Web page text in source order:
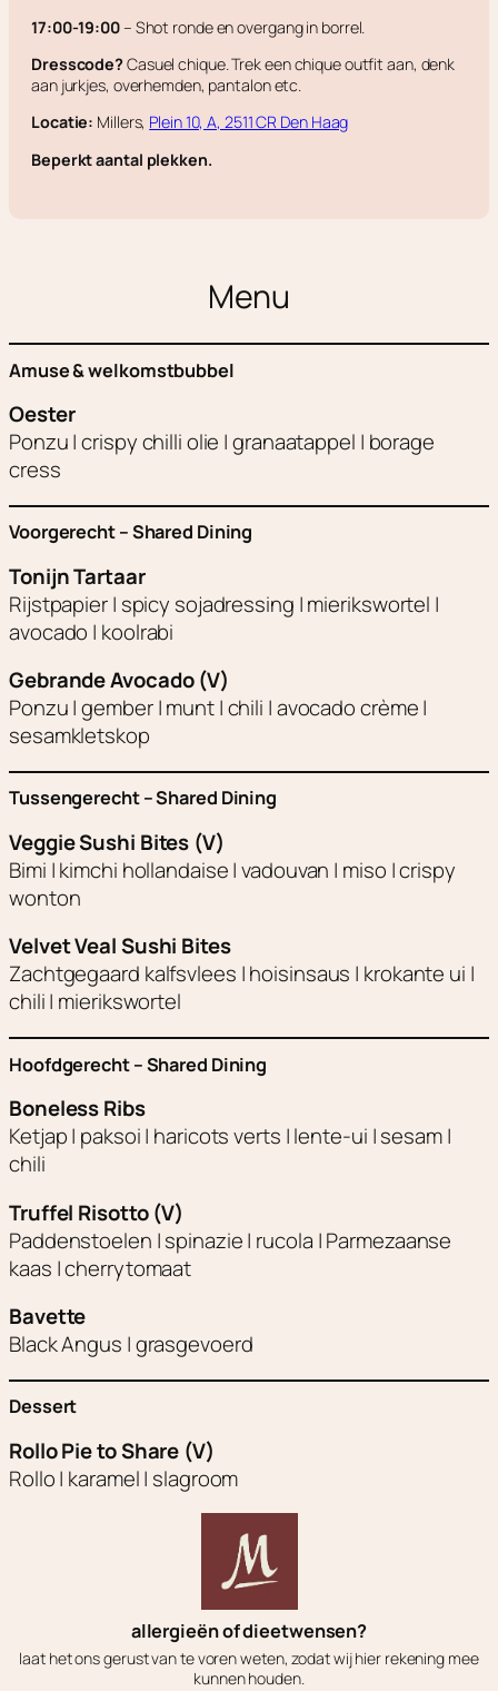
17:00-19:00– Shot ronde en overgang in borrel.
Dresscode?Casuel chique. Trek een chique outfit aan, denk
aan jurkjes, overhemden, pantalon etc.
Locatie: Millers, Plein 10, A, 2511 CR Den Haag
Beperkt aantal plekken.
Menu
Amuse & welkomstbubbel
Oester
Ponzu | crispy chilli olie | granaatappel | borage
cress
Voorgerecht – Shared Dining
Tonijn Tartaar
Rijstpapier | spicy sojadressing | mierikswortel |
avocado | koolrabi
Gebrande Avocado (V)
Ponzu | gember | munt | chili | avocado crème |
sesamkletskop
Tussengerecht – Shared Dining
Veggie Sushi Bites (V)
Bimi | kimchi hollandaise | vadouvan | miso | crispy
wonton
Velvet Veal Sushi Bites
Zachtgegaard kalfsvlees | hoisinsaus | krokante ui |
chili | mierikswortel
Hoofdgerecht – Shared Dining
Boneless Ribs
Ketjap | paksoi | haricots verts | lente-ui | sesam |
chili
Truffel Risotto (V)
Paddenstoelen | spinazie | rucola | Parmezaanse
kaas | cherrytomaat
Bavette
Black Angus | grasgevoerd
Dessert
Rollo Pie to Share (V)
Rollo | karamel | slagroom
allergieën of dieetwensen?
laat het ons gerust van te voren weten, zodat wij hier rekening mee
kunnen houden.